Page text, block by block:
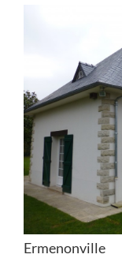
Ermenonville